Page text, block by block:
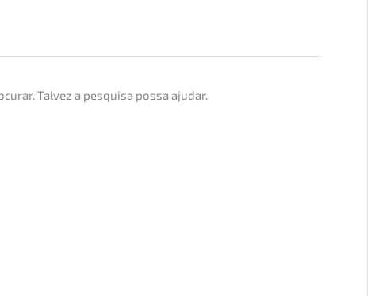
Talvez a pesqui­sa possa ajudar.